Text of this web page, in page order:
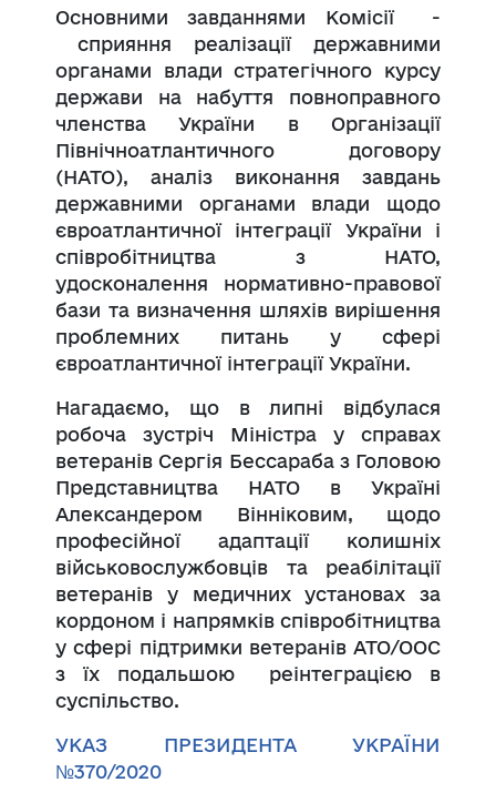
Основними завданнями Комісії -
сприяння реалізації державними
органами влади стратегічного курсу
держави на набуття повноправного
членства України в Організації
Північноатлантичного договору
(НАТО), аналіз виконання завдань
державними органами влади щодо
євроатлантичної інтеграції України і
співробітництва з НАТО,
удосконалення нормативно-правової
бази та визначення шляхів вирішення
проблемних питань у сфері
євроатлантичної інтеграції України.
Нагадаємо, що в липні відбулася
робоча зустріч Міністра у справах
ветеранів Сергія Бессараба з Головою
Представництва НАТО в Україні
Александером Вінніковим, щодо
професійної адаптації колишніх
військовослужбовців та реабілітації
ветеранів у медичних установах за
кордоном і напрямків співробітництва
у сфері підтримки ветеранів АТО/ООС
з їх подальшою реінтеграцією в
суспільство.
УКАЗ ПРЕЗИДЕНТА УКРАЇНИ
№370/2020